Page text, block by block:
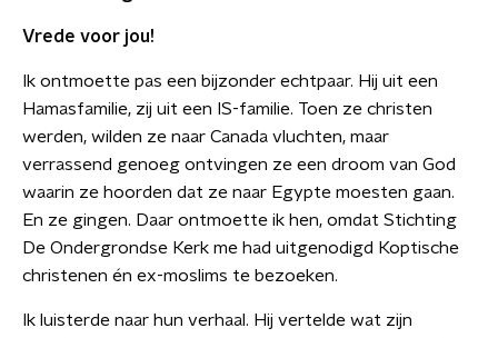
Vrede voor jou!
Ik ontmoette pas een bijzonder echtpaar. Hij uit een
Hamasfamilie, zij uit een IS-familie. Toen ze christen
werden, wilden ze naar Canada vluchten, maar
verrassend genoeg ontvingen ze een droom van God
waarin ze hoorden dat ze naar Egypte moesten gaan.
En ze gingen. Daar ontmoette ik hen, omdat Stichting
De Ondergrondse Kerk me had uitgenodigd Koptische
christenen én ex-moslims te bezoeken.
Ik luisterde naar hun verhaal. Hij vertelde wat zijn